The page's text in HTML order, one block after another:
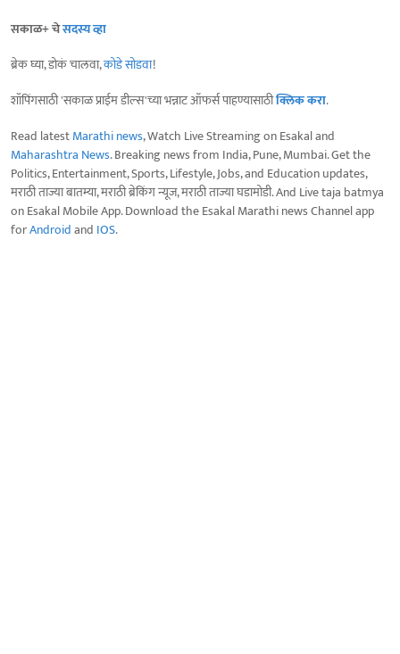
सकाळ+ चेसदस्य व्हा
ब्रेक घ्या, डोकं चालवा,कोडे सोडवा!
शॉपिंगसाठी 'सकाळ प्राईम डील्स'च्या भन्नाट ऑफर्स पाहण्यासाठीक्लिक करा.
Read latestMarathi news, Watch Live Streaming on Esakal and
Maharashtra News. Breaking news from India, Pune, Mumbai. Get the
Politics, Entertainment, Sports, Lifestyle, Jobs, and Education updates,
मराठी ताज्या बातम्या, मराठी ब्रेकिंग न्यूज, मराठी ताज्या घडामोडी. And Live taja batmya
on Esakal Mobile App. Download the Esakal Marathi news Channel app
forAndroidand IOS.